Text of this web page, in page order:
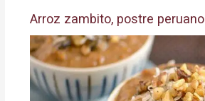
Arroz zambito, postre peruano